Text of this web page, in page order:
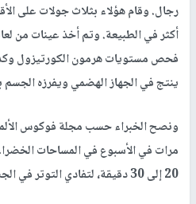
رجال. وقام هؤلاء بثلاث جولات على
أكثر في الطبيعة. وتم أخذ عينات من
فحص مستويات هرمون الكورتيزول
ينتج في الجهاز الهضمي ويفرزه الجسم
ونصح الخبراء حسب مجلة فوكوس
مرات في الأسبوع في المساحات
20 إلى 30 دقيقة، لتفادي التوتر في الجسم.